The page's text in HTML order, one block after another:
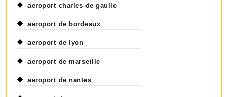
aeroport charles de gaulle
aeroport de bordeaux
aeroport de lyon
aeroport de marseille
aeroport de nantes